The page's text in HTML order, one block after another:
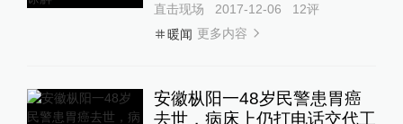
直击现场 2017-12-06 12评
暖闻 更多内容
安徽枞阳一48岁民警患胃癌
去世，病床上仍打电话交代工